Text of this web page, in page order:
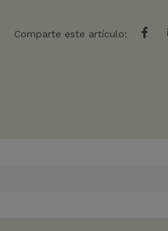
Comparte este artículo: